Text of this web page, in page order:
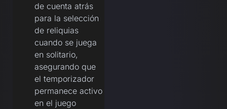
de cuenta atrás
para la selección
de reliquias
cuando se juega
en solitario,
asegurando que
el temporizador
permanece activo
en el juego